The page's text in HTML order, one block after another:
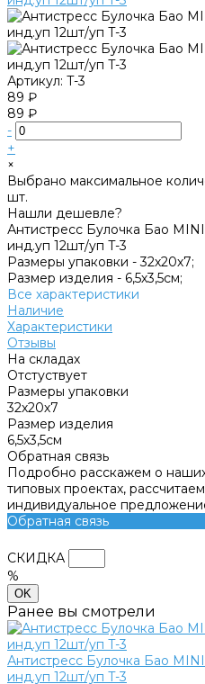
Артикул: T-3
89 ₽
89 ₽
-
+
×
Выбрано максимальное
шт.
Нашли дешевле?
Антистресс Булочка Бао
инд.уп 12шт/уп T-3
Размеры упаковки -32х20х7;
Размер изделия - 6,5х3,5см;
Все характеристики
Наличие
Характеристики
Отзывы
На складах
Отстуствует
Размеры упаковки
32х20х7
Размер изделия
6,5х3,5см
Обратная связь
Подробно расскажем о наших
типовых проектах,
индивидуальное
Обратная связь
СКИДКА
%
OK
Ранее вы смотрели
Антистресс Булочка Бао
инд.уп 12шт/уп T-3